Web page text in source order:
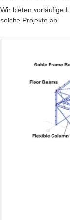
Wir bieten vorläufige
solche Projekte an.